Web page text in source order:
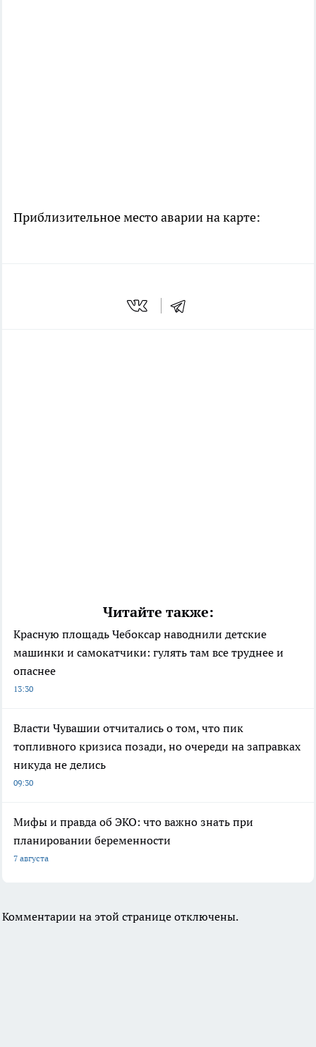
Приблизительное место аварии на карте:
Читайте также:
Красную площадь Чебоксар наводнили детские
машинки и самокатчики: гулять там все труднее и
опаснее
13:30
Власти Чувашии отчитались о том, что пик
топливного кризиса позади, но очереди на заправках
никуда не делись
09:30
Мифы и правда об ЭКО: что важно знать при
планировании беременности
7 августа
Комментарии на этой странице отключены.